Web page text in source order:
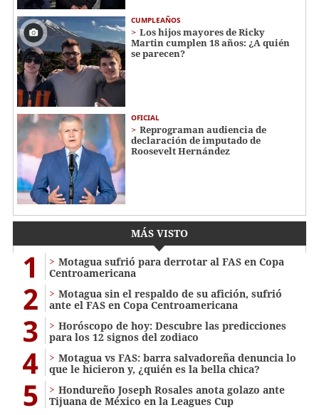
CUMPLEAÑOS
Los hijos mayores de Ricky
Martin cumplen 18 años: ¿A quién
se parecen?
OFICIAL
Reprograman audiencia de
declaración de imputado de
Roosevelt Hernández
MÁS VISTO
1
Motagua sufrió para derrotar al FAS en Copa
Centroamericana
2
Motagua sin el respaldo de su afición, sufrió
ante el FAS en Copa Centroamericana
3
Horóscopo de hoy: Descubre las predicciones
para los 12 signos del zodiaco
4
Motagua vs FAS: barra salvadoreña denuncia lo
que le hicieron y, ¿quién es la bella chica?
5
Hondureño Joseph Rosales anota golazo ante
Tijuana de México en la Leagues Cup